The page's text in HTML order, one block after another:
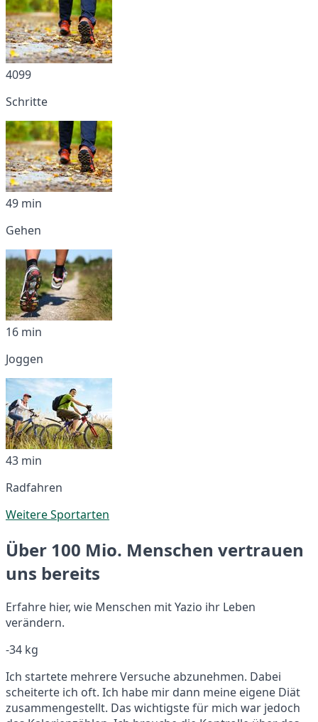
4099
Schritte
49 min
Gehen
16 min
Joggen
43 min
Radfahren
Weitere Sportarten
Über 100 Mio. Menschen vertrauen
uns bereits
Erfahre hier, wie Menschen mit Yazio ihr Leben
verändern.
-34 kg
Ich startete mehrere Versuche abzunehmen. Dabei
scheiterte ich oft. Ich habe mir dann meine eigene Diät
zusammengestellt. Das wichtigste für mich war jedoch